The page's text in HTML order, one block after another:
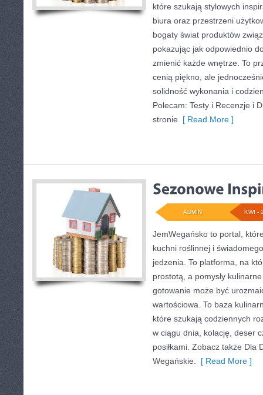
które szukają stylowych
biura oraz przestrzeni
bogaty świat produktów
pokazując jak odpowiednio
zmienić każde wnętrze. To
cenią piękno, ale
solidność wykonania i
Polecam: Testy i Recenzje i
stronie [ Read More ]
KWI -
ADMIN
JemWegańsko to portal,
kuchni roślinnej i
jedzenia. To platforma, na
prostotą, a pomysły
gotowanie może być
wartościowa. To baza
które szukają codziennych
w ciągu dnia, kolację, deser
posiłkami. Zobacz także Dla
Wegańskie.
[ Read More ]